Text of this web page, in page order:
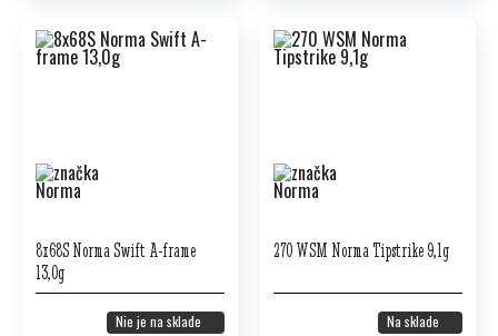
8x68S Norma Swift A-frame
13,0g
Nie je na sklade
270 WSM Norma Tipstrike 9,1g
Na sklade